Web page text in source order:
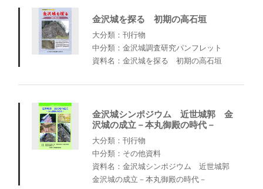
金沢城を探る 初期の高石垣
大分類：刊行物
中分類：金沢城調査研究パンフレット
資料名：金沢城を探る 初期の高石垣
金沢城シンポジウム 近世城郭 金
沢城の成立－本丸御殿の時代－
大分類：刊行物
中分類：その他資料
資料名：金沢城シンポジウム 近世城郭
金沢城の成立－本丸御殿の時代－